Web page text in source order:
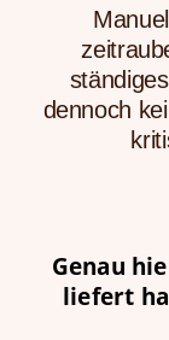
dennoch
Genau
liefert